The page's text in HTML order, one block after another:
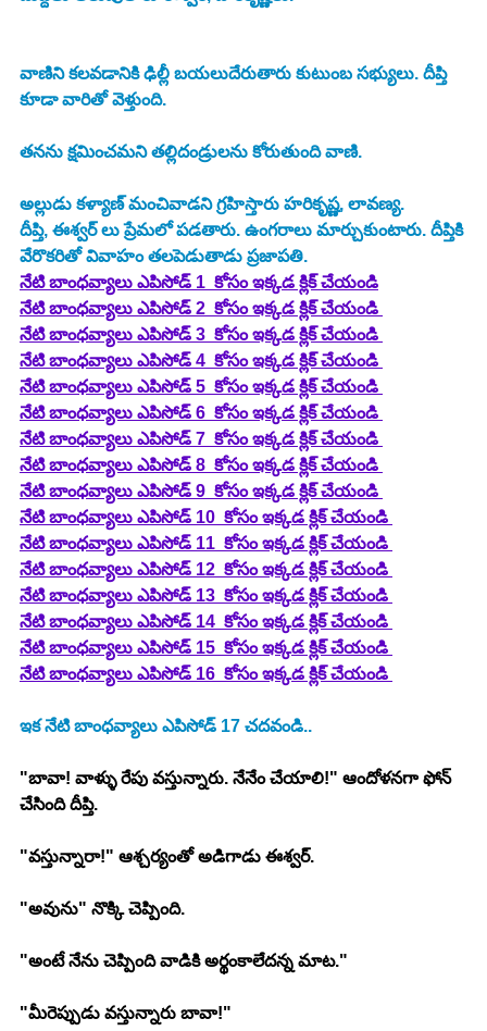
వాణిని కలవడానికి ఢిల్లీ బయలుదేరుతారు కుటుంబ సభ్యులు. దీప్తి
కూడా వారితో వెళ్తుంది.
తనను క్షమించమని తల్లిదండ్రులను కోరుతుంది వాణి.
అల్లుడు కళ్యాణ్ మంచివాడని గ్రహిస్తారు హరికృష్ణ, లావణ్య.
దీప్తి, ఈశ్వర్ లు ప్రేమలో పడతారు. ఉంగరాలు మార్చుకుంటారు. దీప్తికి
వేరొకరితో వివాహం తలపెడుతాడు ప్రజాపతి.
నేటి బాంధవ్యాలు ఎపిసోడ్ 1  కోసం ఇక్కడ క్లిక్ చేయండి
నేటి బాంధవ్యాలు ఎపిసోడ్ 2  కోసం ఇక్కడ క్లిక్ చేయండి
నేటి బాంధవ్యాలు ఎపిసోడ్ 3  కోసం ఇక్కడ క్లిక్ చేయండి
నేటి బాంధవ్యాలు ఎపిసోడ్ 4  కోసం ఇక్కడ క్లిక్ చేయండి
నేటి బాంధవ్యాలు ఎపిసోడ్ 5  కోసం ఇక్కడ క్లిక్ చేయండి
నేటి బాంధవ్యాలు ఎపిసోడ్ 6  కోసం ఇక్కడ క్లిక్ చేయండి
నేటి బాంధవ్యాలు ఎపిసోడ్ 7  కోసం ఇక్కడ క్లిక్ చేయండి
నేటి బాంధవ్యాలు ఎపిసోడ్ 8  కోసం ఇక్కడ క్లిక్ చేయండి
నేటి బాంధవ్యాలు ఎపిసోడ్ 9  కోసం ఇక్కడ క్లిక్ చేయండి
నేటి బాంధవ్యాలు ఎపిసోడ్ 10  కోసం ఇక్కడ క్లిక్ చేయండి
నేటి బాంధవ్యాలు ఎపిసోడ్ 11  కోసం ఇక్కడ క్లిక్ చేయండి
నేటి బాంధవ్యాలు ఎపిసోడ్ 12  కోసం ఇక్కడ క్లిక్ చేయండి
నేటి బాంధవ్యాలు ఎపిసోడ్ 13  కోసం ఇక్కడ క్లిక్ చేయండి
నేటి బాంధవ్యాలు ఎపిసోడ్ 14  కోసం ఇక్కడ క్లిక్ చేయండి
నేటి బాంధవ్యాలు ఎపిసోడ్ 15  కోసం ఇక్కడ క్లిక్ చేయండి
నేటి బాంధవ్యాలు ఎపిసోడ్ 16  కోసం ఇక్కడ క్లిక్ చేయండి
ఇక నేటి బాంధవ్యాలు ఎపిసోడ్ 17 చదవండి..
"బావా! వాళ్ళు రేపు వస్తున్నారు. నేనేం చేయాలి!" ఆందోళనగా ఫోన్
చేసింది దీప్తి.
"వస్తున్నారా!" ఆశ్చర్యంతో అడిగాడు ఈశ్వర్.
"అవును" నొక్కి చెప్పింది.
"అంటే నేను చెప్పింది వాడికి అర్థంకాలేదన్న మాట."
"మీరెప్పుడు వస్తున్నారు బావా!"